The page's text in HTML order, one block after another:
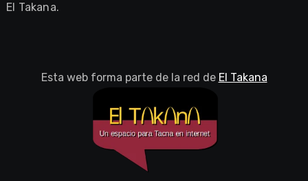
El Takana.
Esta web forma parte de la red de El Takana